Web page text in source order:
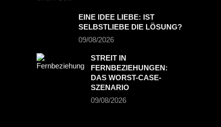
EINE IDEE LIEBE: IST
SELBSTLIEBE DIE LÖSUNG?
09/08/2026
STREIT IN
FERNBEZIEHUNGEN:
DAS WORST-CASE-
SZENARIO
09/08/2026